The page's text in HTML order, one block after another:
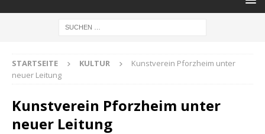
STARTSEITE KULTUR
Kunstverein Pforzheim unter
neuer Leitung
Kunstverein Pforzheim unter
neuer Leitung